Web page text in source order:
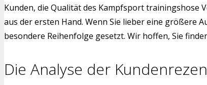
Kunden, die Qualität des Kampfsport trainingshose
aus der ersten Hand. Wenn Sie lieber eine größere
besondere Reihenfolge gesetzt. Wir hoffen, Sie
Die Analyse der